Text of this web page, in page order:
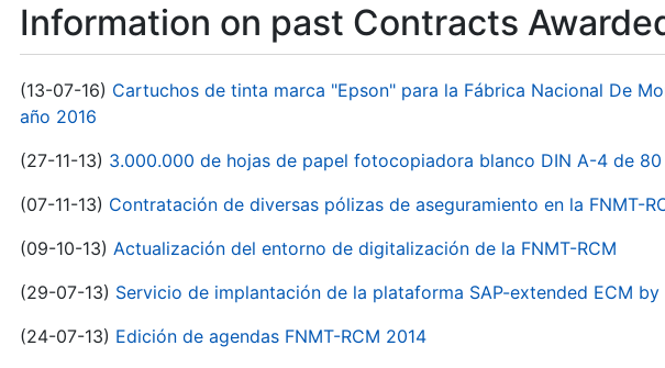
Information on past Contracts
(13-07-16) Cartuchos de tinta marca "Epson" para la Fábrica Nacional De
año 2016
(27-11-13) 3.000.000 de hojas de papel fotocopiadora blanco DIN A-4 de 80
(07-11-13) Contratación de diversas pólizas de aseguramiento en la FNMT-
(09-10-13) Actualización del entorno de digitalización de la FNMT-RCM
(29-07-13) Servicio de implantación de la plataforma SAP-extended ECM by
(24-07-13) Edición de agendas FNMT-RCM 2014